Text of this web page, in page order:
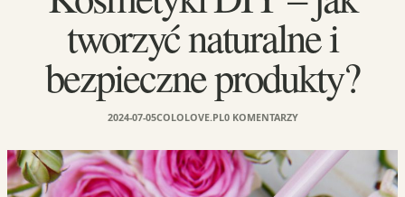
tworzyć naturalne i
bezpieczne produkty?
2024-07-05COLOLOVE.PL0 KOMENTARZY